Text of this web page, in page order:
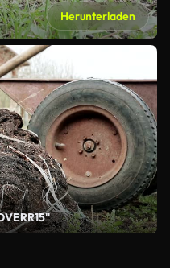
Herunterladen